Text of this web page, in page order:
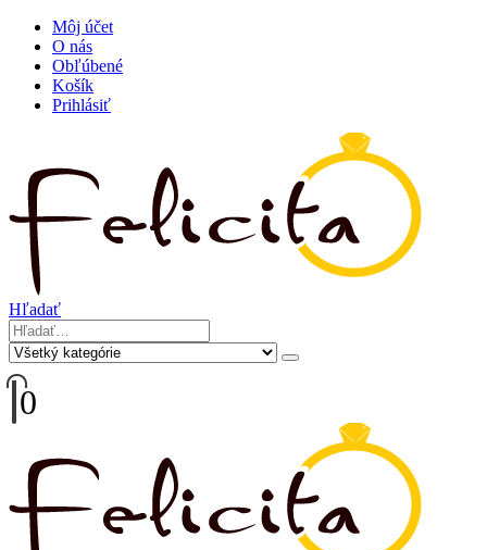
Môj účet
O nás
Obľúbené
Košík
Prihlásiť
Hľadať
0